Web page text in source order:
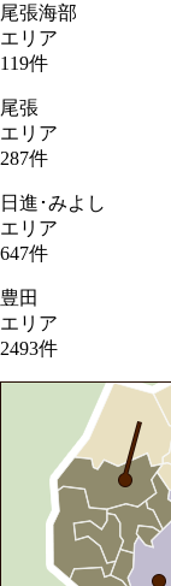
尾張海部
エリア
119件
尾張
エリア
287件
日進･みよし
エリア
647件
豊田
エリア
2493件